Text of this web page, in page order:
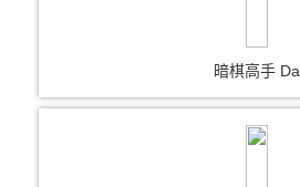
暗棋高手 Da